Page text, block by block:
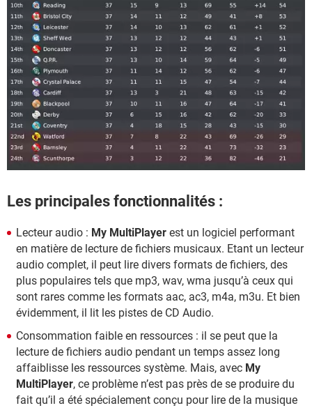
Les principales fonctionnalités :
Lecteur audio : My MultiPlayer est un logiciel performant
en matière de lecture de fichiers musicaux. Etant un lecteur
audio complet, il peut lire divers formats de fichiers, des
plus populaires tels que mp3, wav, wma jusqu’à ceux qui
sont rares comme les formats aac, ac3, m4a, m3u. Et bien
évidemment, il lit les pistes de CD Audio.
Consommation faible en ressources : il se peut que la
lecture de fichiers audio pendant un temps assez long
affaiblisse les ressources système. Mais, avec My
MultiPlayer, ce problème n’est pas près de se produire du
fait qu’il a été spécialement conçu pour lire de la musique